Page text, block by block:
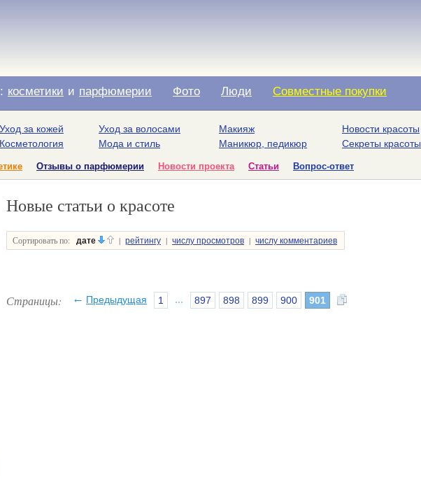
косметики и парфюмерии Фото Люди Совместные покупки
Уход за кожей
Косметология
Уход за волосами
Мода и стиль
Макияж
Маникюр, педикюр
Новости красоты
Секреты красоты
Отзывы о парфюмерии Новости проекта Статьи Вопрос-ответ
Новые статьи о красоте
Сортировать по: дате | рейтингу | числу просмотров | числу комментариев
Страницы: Предыдущая
← 1 ... 897 898 899 900 901